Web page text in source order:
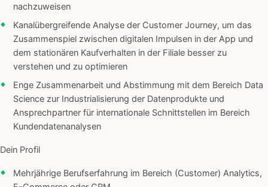
nachzuweisen
Kanalübergreifende Analyse der Customer Journey, um das
Zusammenspiel zwischen digitalen Impulsen in der App und
dem stationären Kaufverhalten in der Filiale besser zu
verstehen und zu optimieren
Enge Zusammenarbeit und Abstimmung mit dem Bereich Data
Science zur Industrialisierung der Datenprodukte und
Ansprechpartner für internationale Schnittstellen im Bereich
Kundendatenanalysen
Dein Profil
Mehrjährige Berufserfahrung im Bereich (Customer) Analytics,